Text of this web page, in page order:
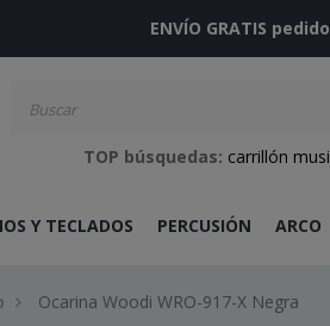
ENVÍO GRATIS
TOP búsquedas: carrillón
Y TECLADOS PERCUSIÓN ARCO
Ocarina Woodi WRO-917-X Negra